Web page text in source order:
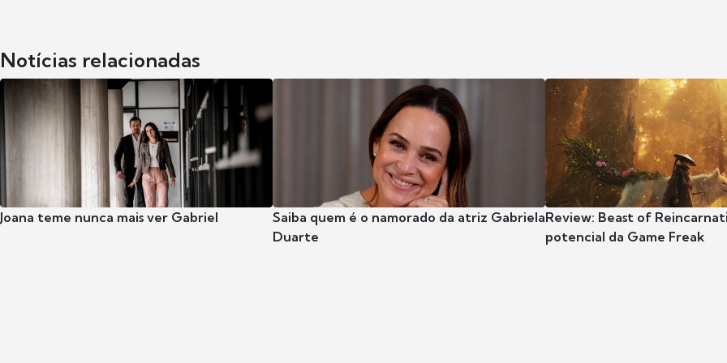
Notícias relacionadas
Joana teme nunca mais ver Gabriel
Saiba quem é o namorado da atriz Gabriela
Duarte
Review: Beast of
potencial da Game Freak